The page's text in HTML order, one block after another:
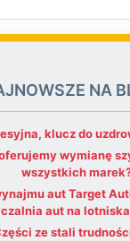
NA
klucz do
wymianę
wszystkich
aut Target
aut na
ze stali